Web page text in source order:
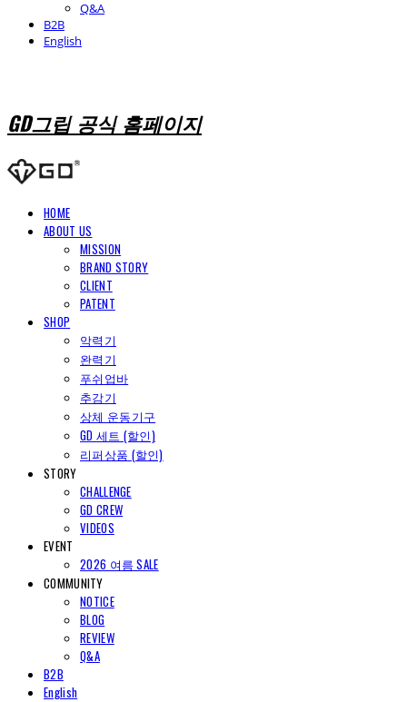
Q&A
B2B
English
GD그립 공식 홈페이지
HOME
ABOUT US
MISSION
BRAND STORY
CLIENT
PATENT
SHOP
악력기
완력기
푸쉬업바
추감기
상체 운동기구
GD 세트 (할인)
리퍼상품 (할인)
STORY
CHALLENGE
GD CREW
VIDEOS
EVENT
2026 여름 SALE
COMMUNITY
NOTICE
BLOG
REVIEW
Q&A
B2B
English